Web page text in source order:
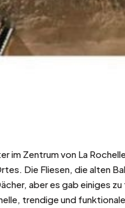
im Zentrum von La
Die Fliesen, die alten
aber es gab einiges zu
trendige und